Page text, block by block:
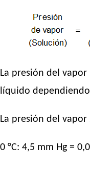
La presión del
líquido
La presión del
0 °C: 4,5 mm Hg =